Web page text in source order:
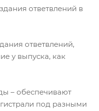
ответвлений в
ответвлений,
у выпуска, как
– обеспечивают
под разными